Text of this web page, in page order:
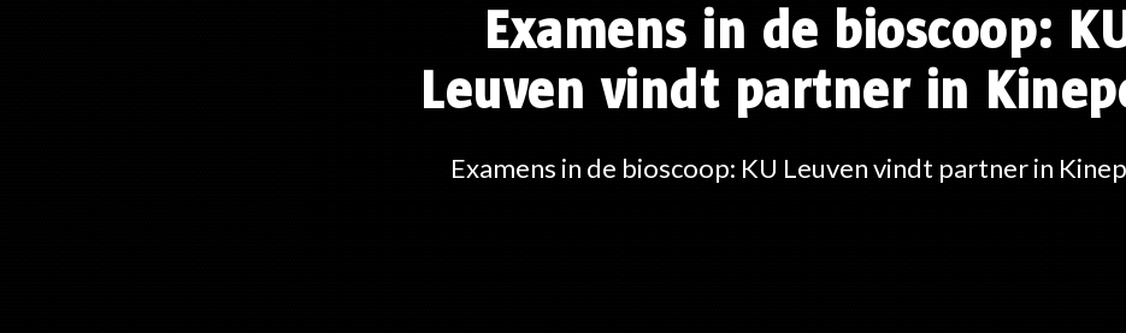
Examens in de bioscoop:
Leuven vindt partner in
Examens in de bioscoop: KU Leuven vindt partner in